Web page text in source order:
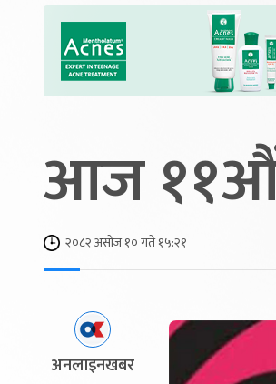
आज ११औं
२०८२ असोज १० गते १५:२१
अनलाइनखबर